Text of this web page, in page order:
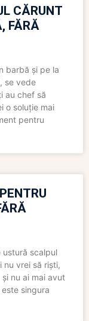
CĂRUNT
FĂRĂ
barbă și pe la
se vede
au chef să
o soluție mai
pentru
ustură scalpul
nu vrei să riști,
nu ai mai avut
singura